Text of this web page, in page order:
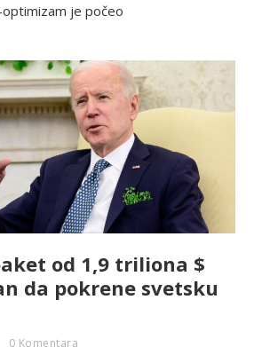
je počeo
od 1,9 triliona $
da pokrene svetsku
0 Komentara